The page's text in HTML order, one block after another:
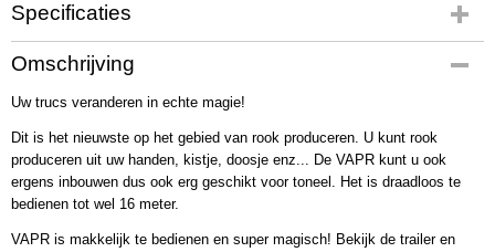
Specificaties
Productcode
2222
Bruto gewicht
Omschrijving
Uw trucs veranderen in echte magie!
Dit is het nieuwste op het gebied van rook produceren. U kunt rook
produceren uit uw handen, kistje, doosje enz... De VAPR kunt u ook
ergens inbouwen dus ook erg geschikt voor toneel. Het is draadloos te
bedienen tot wel 16 meter.
VAPR is makkelijk te bedienen en super magisch! Bekijk de trailer en